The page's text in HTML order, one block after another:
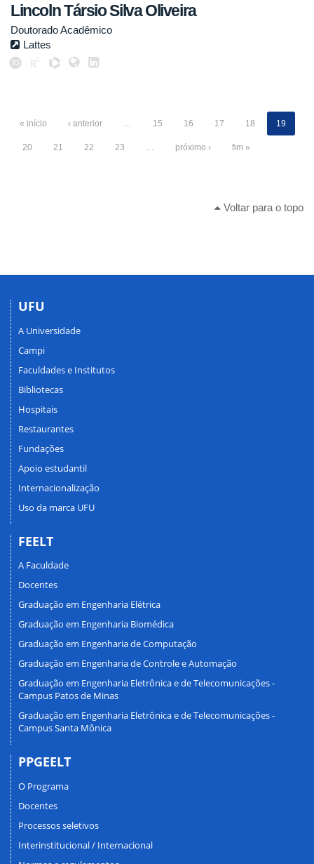
Lincoln Társio Silva Oliveira
Doutorado Acadêmico
Lattes
« início ‹ anterior 15 16 17 18 19
20 21 22 23 próximo › fim »
Voltar para o topo
UFU
A Universidade
Campi
Faculdades e Institutos
Bibliotecas
Hospitais
Restaurantes
Fundações
Apoio estudantil
Internacionalização
Uso da marca UFU
FEELT
A Faculdade
Docentes
Graduação em Engenharia Elétrica
Graduação em Engenharia Biomédica
Graduação em Engenharia de Computação
Graduação em Engenharia de Controle e Automação
Graduação em Engenharia Eletrônica e de Telecomunicações -
Campus Patos de Minas
Graduação em Engenharia Eletrônica e de Telecomunicações -
Campus Santa Mônica
PPGEELT
O Programa
Docentes
Processos seletivos
Interinstitucional / Internacional